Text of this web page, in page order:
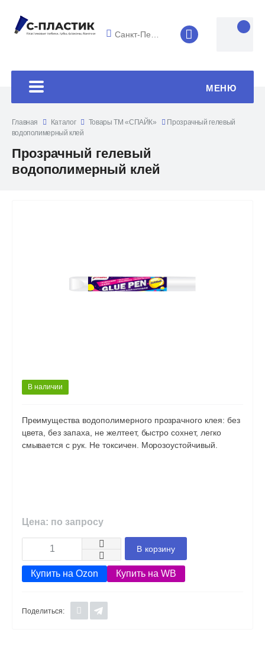
Санкт-Петербург 8 (4852) 33-
МЕНЮ
Главная Каталог Товары ТМ «СПАЙК»
Прозрачный гелевый
водополимерный клей
Прозрачный гелевый
водополимерный клей
В наличии
Преимущества водополимерного прозрачного клея: без
цвета, без запаха, не желтеет, быстро сохнет, легко
смывается с рук. Не токсичен. Морозоустойчивый.
Цена: по запросу
В корзину
Купить на Ozon Купить на WB
Поделиться: